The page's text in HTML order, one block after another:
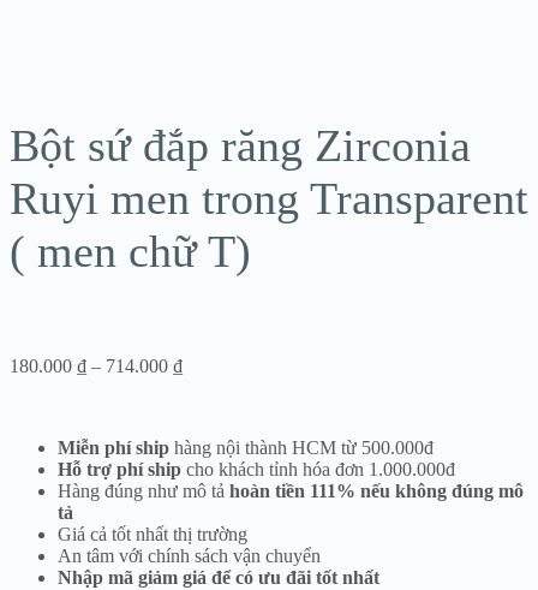
Bột sứ đắp răng Zirconia
Ruyi men trong Transparent
( men chữ T)
180.000 ₫ – 714.000 ₫Khoảng
đến
714.000 ₫
Miễn phí ship hàng nội thành HCM từ 500.000đ
Hỗ trợ phí ship cho khách tỉnh hóa đơn 1.000.000đ
Hàng đúng như mô tả hoàn tiền 111% nếu không đúng mô
tả
Giá cả tốt nhất thị trường
An tâm với chính sách vận chuyển
Nhập mã giảm giá để có ưu đãi tốt nhất